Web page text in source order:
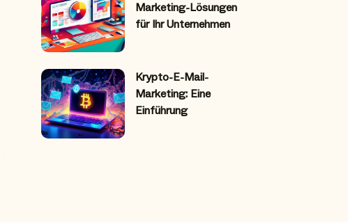
Marketing-Lösungen
für Ihr Unternehmen
Krypto-E-Mail-
Marketing: Eine
Einführung